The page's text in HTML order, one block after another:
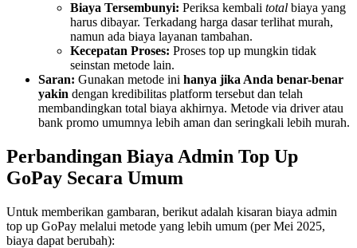
Biaya Tersembunyi: Periksa kembali total biaya yang
harus dibayar. Terkadang harga dasar terlihat murah,
namun ada biaya layanan tambahan.
Kecepatan Proses: Proses top up mungkin tidak
seinstan metode lain.
Saran: Gunakan metode ini hanya jika Anda benar-benar
yakin dengan kredibilitas platform tersebut dan telah
membandingkan total biaya akhirnya. Metode via driver atau
bank promo umumnya lebih aman dan seringkali lebih murah.
Perbandingan Biaya Admin Top Up
GoPay Secara Umum
Untuk memberikan gambaran, berikut adalah kisaran biaya admin
top up GoPay melalui metode yang lebih umum (per Mei 2025,
biaya dapat berubah):